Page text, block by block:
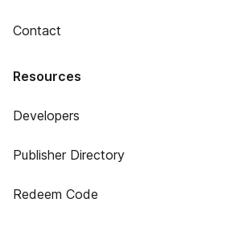
Contact
Resources
Developers
Publisher Directory
Redeem Code